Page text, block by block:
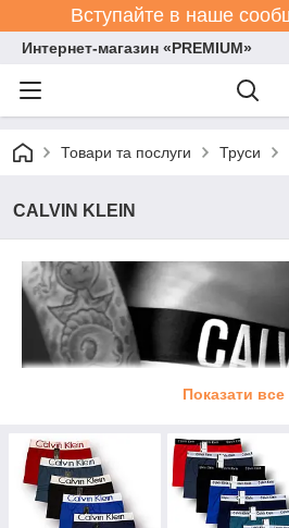
Вступайте в наше
Интернет-магазин «PREMIUM»
Товари та послуги Труси
CALVIN KLEIN
Показати все